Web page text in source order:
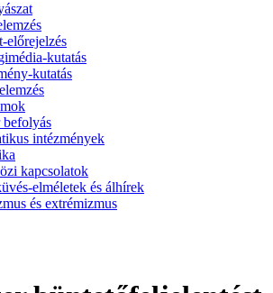
előrejelzés
kutatás
kutatás
intézmények
kapcsolatok
elméletek és álhírek
és extrémizmus